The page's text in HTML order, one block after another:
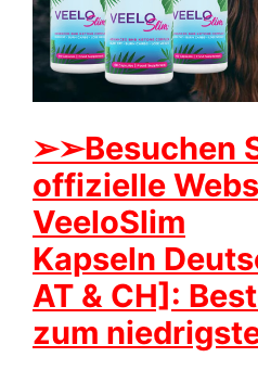
➢➢Besuchen
offizielle
VeeloSlim
Kapseln
AT & CH]:
zum